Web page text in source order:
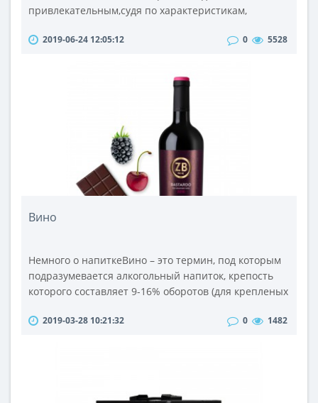
привлекательным,судя по характеристикам,
рассмотрим по-ближе.Процессор Intel Core 2 Quad
которой составляет 12 МБ. Согласитесь это
внушительный объем кэша. Выполнен процессор
2019-06-24 12:05:12 0 5528
Вино
Немного о напиткеВино – это термин, под которым
подразумевается алкогольный напиток, крепость
которого составляет 9-16% оборотов (для крепленых
полного брожения виноградного сока (реже в него
2019-03-28 10:21:32 0 1482